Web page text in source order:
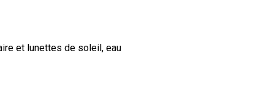
et lunettes de soleil, eau